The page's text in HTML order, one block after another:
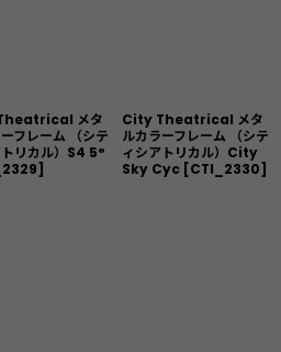
メタ
フレーム （シテ
リカル）S4 5°
]
City Theatrical メタ
ルカラーフレーム （シテ
ィシアトリカル）City
Sky Cyc [CTI_2330]